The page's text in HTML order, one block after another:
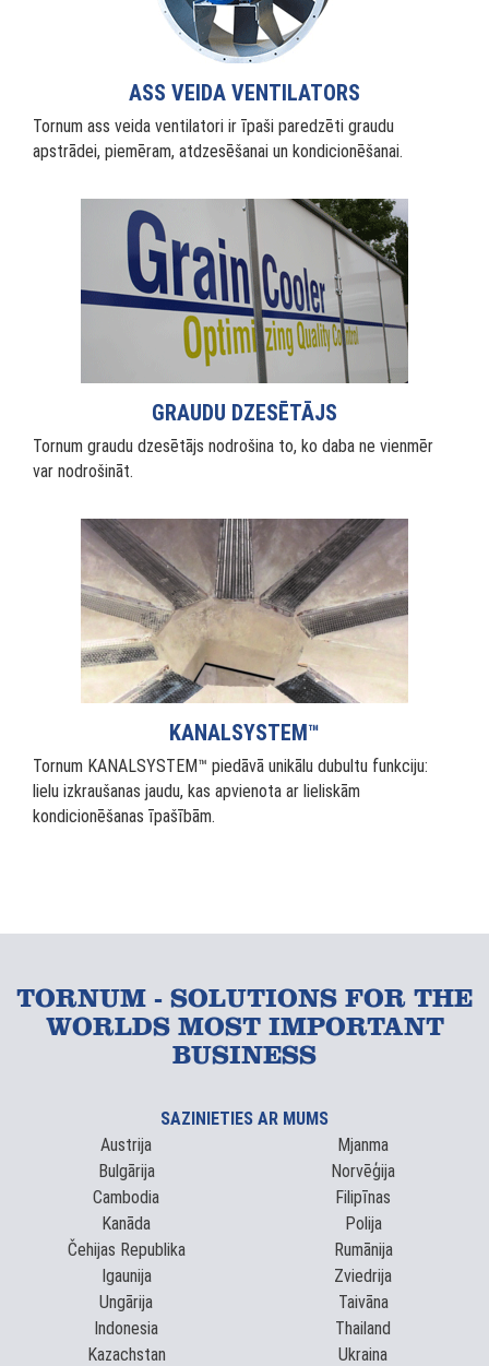
ASS VEIDA VENTILATORS
Tornum ass veida ventilatori ir īpaši paredzēti graudu
apstrādei, piemēram, atdzesēšanai un kondicionēšanai.
GRAUDU DZESĒTĀJS
Tornum graudu dzesētājs nodrošina to, ko daba ne vienmēr
var nodrošināt.
KANALSYSTEM™
Tornum KANALSYSTEM™ piedāvā unikālu dubultu funkciju:
lielu izkraušanas jaudu, kas apvienota ar lieliskām
kondicionēšanas īpašībām.
TORNUM - SOLUTIONS FOR THE
WORLDS MOST IMPORTANT
BUSINESS
SAZINIETIES AR MUMS
Austrija
Bulgārija
Cambodia
Kanāda
Čehijas Republika
Igaunija
Ungārija
Indonesia
Kazachstan
Mjanma
Norvēģija
Filipīnas
Polija
Rumānija
Zviedrija
Taivāna
Thailand
Ukraina